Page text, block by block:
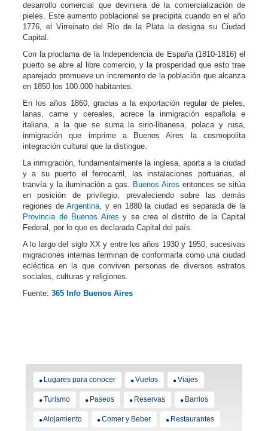
desarrollo comercial que deviniera de la comercialización de
pieles. Este aumento poblacional se precipita cuando en el año
1776, el Virreinato del Río de la Plata la designa su Ciudad
Capital.
Con la proclama de la Independencia de España (1810-1816) el
puerto se abre al libre comercio, y la prosperidad que esto trae
aparejado promueve un incremento de la población que alcanza
en 1850 los 100.000 habitantes.
En los años 1860, gracias a la exportación regular de pieles,
lanas, carne y cereales, acrece la inmigración española e
italiana, a la que se suma la sirio-libanesa, polaca y rusa,
inmigración que imprime a Buenos Aires la cosmopolita
integración cultural que la distingue.
La inmigración, fundamentalmente la inglesa, aporta a la ciudad
y a su puerto el ferrocarril, las instalaciones portuarias, el
tranvía y la iluminación a gas. Buenos Aires entonces se sitúa
en posición de privilegio, prevaleciendo sobre las demás
regiones deArgentina, y en 1880 la ciudad es separada de la
Provincia de Buenos Aires y se crea el distrito de la Capital
Federal, por lo que es declarada Capital del país.
A lo largo del siglo XX y entre los años 1930 y 1950, sucesivas
migraciones internas terminan de conformarla como una ciudad
ecléctica en la que conviven personas de diversos estratos
sociales, culturas y religiones.
Fuente: 365 Info Buenos Aires
Lugares para conocer Vuelos Viajes
Turismo Paseos Reservas Barrios
Alojamiento Comer y Beber Restaurantes